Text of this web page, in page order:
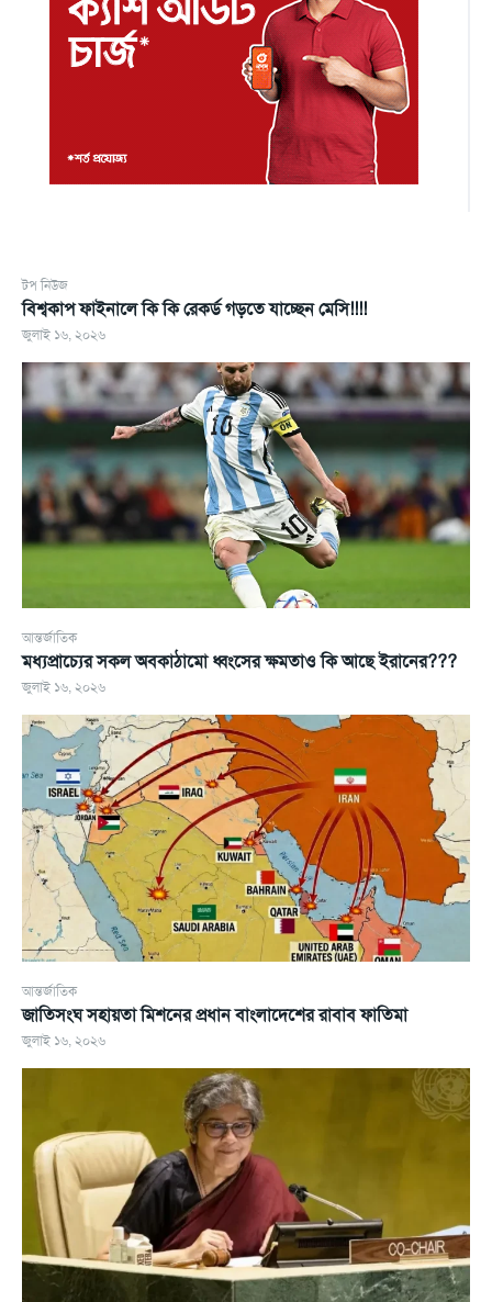
টপ নিউজ
বিশ্বকাপ ফাইনালে কি কি রেকর্ড গড়তে যাচ্ছেন মেসি!!!!
জুলাই ১৬, ২০২৬
আন্তর্জাতিক
মধ্যপ্রাচ্যের সকল অবকাঠামো ধ্বংসের ক্ষমতাও কি আছে ইরানের???
জুলাই ১৬, ২০২৬
আন্তর্জাতিক
জাতিসংঘ সহায়তা মিশনের প্রধান বাংলাদেশের রাবাব ফাতিমা
জুলাই ১৬, ২০২৬